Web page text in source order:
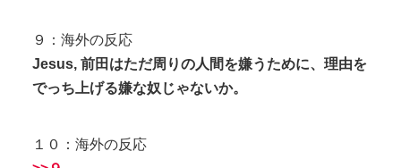
９：海外の反応
Jesus, 前田はただ周りの人間を嫌うために、理由を
でっち上げる嫌な奴じゃないか。
１０：海外の反応